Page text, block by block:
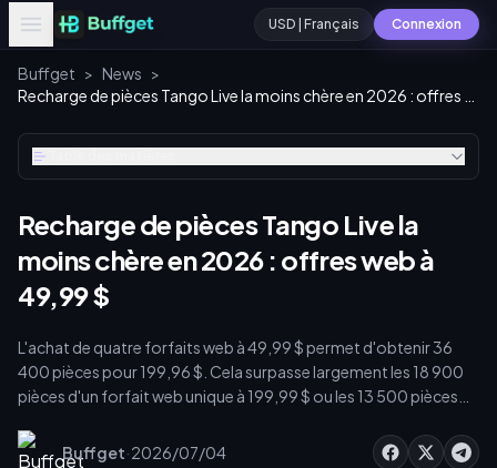
USD | Français Connexion
Buffget > News >
Recharge de pièces Tango Live la
moins chère en 2026 : offres web à
49,99 $
L'achat de quatre forfaits web à 49,99 $ permet d'obtenir 36
400 pièces pour 199,96 $. Cela surpasse largement les 18 900
pièces d'un forfait web unique à 199,99 $ ou les 13 500 pièces
permettent d'éviter les 30 % de frais des boutiques
Buffget·2026/07/04